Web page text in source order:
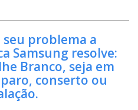
problema a
Samsung resolve:
Branco, seja em
conserto ou